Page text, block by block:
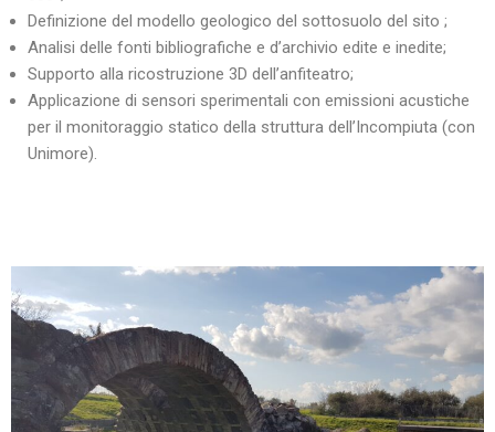
Definizione del modello geologico del sottosuolo del sito ;
Analisi delle fonti bibliografiche e d’archivio edite e inedite;
Supporto alla ricostruzione 3D dell’anfiteatro;
Applicazione di sensori sperimentali con emissioni acustiche
per il monitoraggio statico della struttura dell’Incompiuta (con
Unimore).